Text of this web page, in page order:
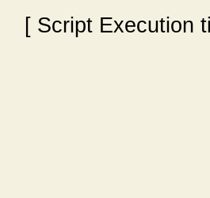
[ Script Execution